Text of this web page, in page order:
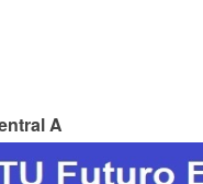
A